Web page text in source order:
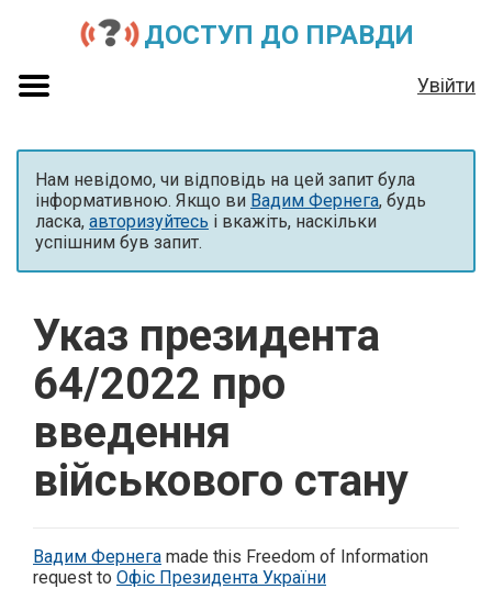
ДОСТУП ДО ПРАВДИ
Увійти
Нам невідомо, чи відповідь на цей запит була
інформативною. Якщо ви Вадим Фернега, будь
ласка, авторизуйтесь і вкажіть, наскільки
успішним був запит.
Указ президента
64/2022 про
введення
військового стану
Вадим Фернега made this Freedom of Information
request to Офіс Президента України